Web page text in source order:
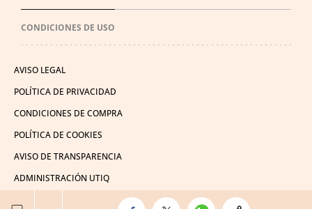
CONDICIONES DE USO
AVISO LEGAL
POLÍTICA DE PRIVACIDAD
CONDICIONES DE COMPRA
POLÍTICA DE COOKIES
AVISO DE TRANSPARENCIA
ADMINISTRACIÓN UTIQ